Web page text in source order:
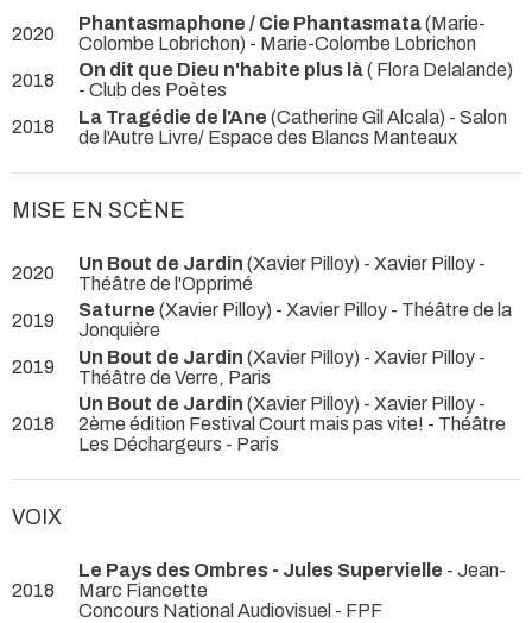
2020 Phantasmaphone / Cie Phantasmata(Marie-
Colombe Lobrichon) - Marie-Colombe Lobrichon
2018
On dit que Dieu n'habite plus là( Flora Delalande)
- Club des Poètes
2018
La Tragédie de l'Ane (Catherine Gil Alcala) - Salon
de l'Autre Livre/ Espace des Blancs Manteaux
MISE EN SCÈNE
2020 Un Bout de Jardin (Xavier Pilloy) - Xavier Pilloy -
Théâtre de l'Opprimé
2019
Saturne (Xavier Pilloy) - Xavier Pilloy - Théâtre de la
Jonquière
2019
Un Bout de Jardin (Xavier Pilloy) - Xavier Pilloy -
Théâtre de Verre, Paris
2018
Un Bout de Jardin (Xavier Pilloy) - Xavier Pilloy -
2ème édition Festival Court mais pas vite! - Théâtre
Les Déchargeurs - Paris
VOIX
2018
Le Pays des Ombres - Jules Supervielle - Jean-
Marc Fiancette
Concours National Audiovisuel - FPF